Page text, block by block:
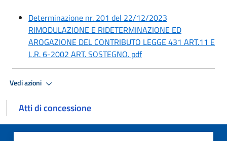
Determinazione nr. 201 del 22/12/2023
RIMODULAZIONE E RIDETERMINAZIONE ED
AROGAZIONE DEL CONTRIBUTO LEGGE 431 ART.11 E
L.R. 6-2002 ART. SOSTEGNO. pdf
Vedi azioni
Atti di concessione